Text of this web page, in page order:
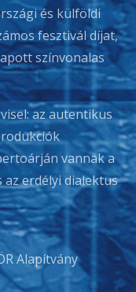
és külföldi
fesztivál díjat,
színvonalas
az autentikus
vannak a
erdélyi dialektus
Alapítvány